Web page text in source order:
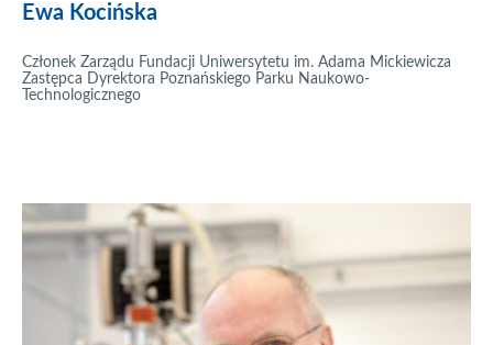
Ewa Kocińska
Członek Zarządu Fundacji Uniwersytetu im. Adama Mickiewicza
Zastępca Dyrektora Poznańskiego Parku Naukowo-
Technologicznego